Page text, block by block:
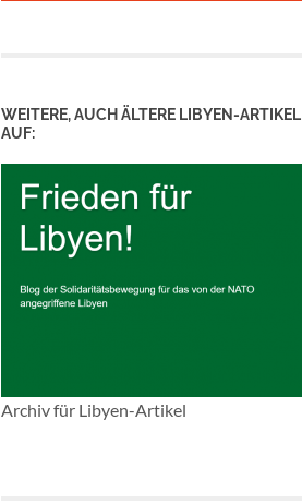
WEITERE, AUCH ÄLTERE LIBYEN-ARTIKEL
AUF:
Archiv für Libyen-Artikel